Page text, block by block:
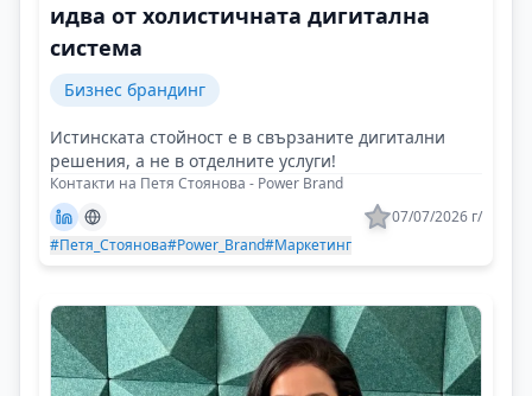
идва от холистичната дигитална
система
Бизнес брандинг
Истинската стойност е в свързаните дигитални
решения, а не в отделните услуги!
Контакти на Петя Стоянова - Power Brand
07/07/2026 г/
#Петя_Стоянова#Power_Brand#Маркетинг